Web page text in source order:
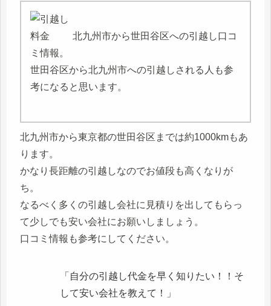
北九州市から世田谷区への引越し口コ
ミ情報。
世田谷区から北九州市への引越しされる人も参
考になると思います。
北九州市から東京都の世田谷区までは約1000kmもあ
ります。
かなり長距離の引越しなのでお値段も高くなりが
ち。
なるべく多くの引越し会社に見積りを出してもらっ
て少しでも安い会社にお願いしましょう。
口コミ情報も参考にしてください。
「自分の引越し代金を早く知りたい！！そ
して安い会社を教えて！」